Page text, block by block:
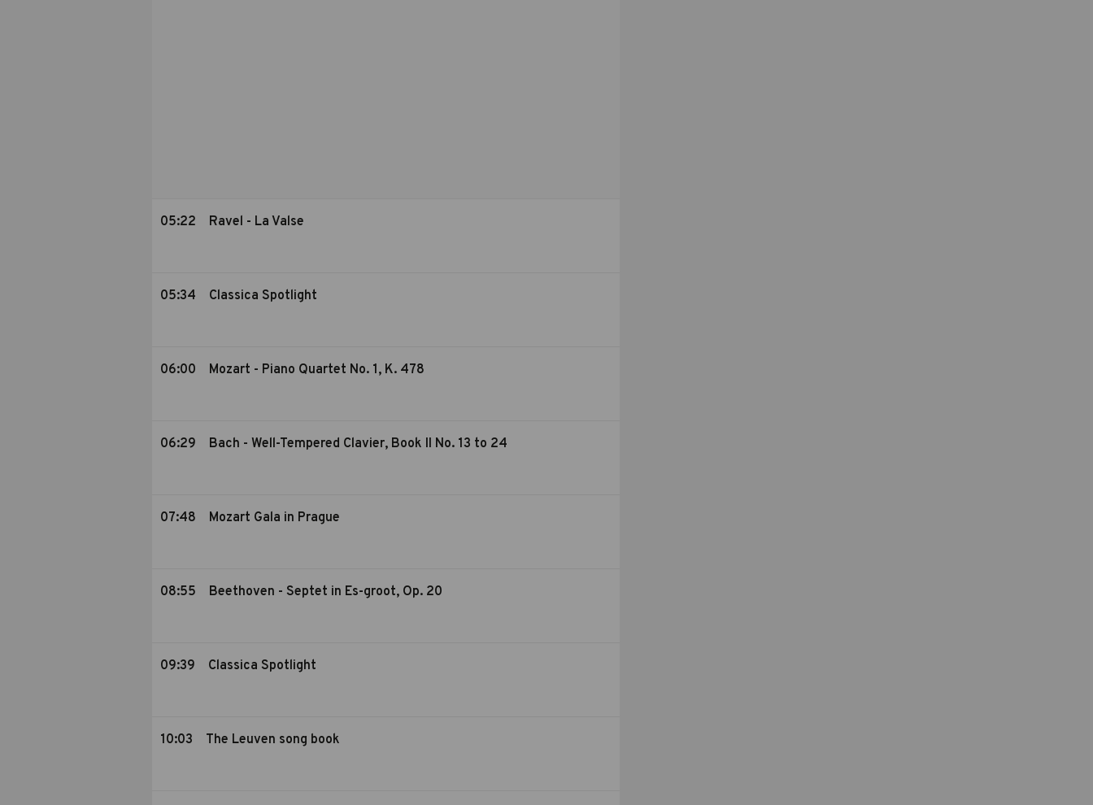
05:22 Ravel - La Valse
05:34 Classica Spotlight
06:00 Mozart - Piano Quartet No. 1, K. 478
06:29 Bach - Well-Tempered Clavier, Book II No. 13 to 24
07:48 Mozart Gala in Prague
08:55 Beethoven - Septet in Es-groot, Op. 20
09:39 Classica Spotlight
10:03 The Leuven song book